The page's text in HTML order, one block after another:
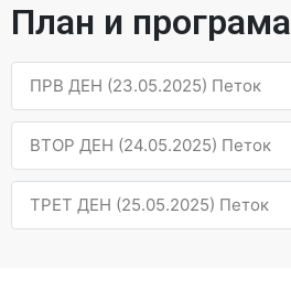
План и програма
ПРВ ДЕН (23.05.2025) Петок
ВТОР ДЕН (24.05.2025) Петок
ТРЕТ ДЕН (25.05.2025) Петок